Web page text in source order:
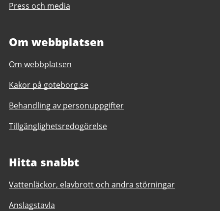
Press och media
Om webbplatsen
Om webbplatsen
Kakor på goteborg.se
Behandling av personuppgifter
Tillgänglighetsredogörelse
Hitta snabbt
Vattenläckor, elavbrott och andra störningar
Anslagstavla